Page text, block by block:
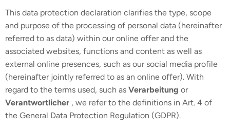
This data protection declaration clarifies the type, scope
and purpose of the processing of personal data (hereinafter
referred to as data) within our online offer and the
associated websites, functions and content as well as
external online presences, such as our social media profile
(hereinafter jointly referred to as an online offer). With
regard to the terms used, such as Verarbeitung or
Verantwortlicher , we refer to the definitions in Art. 4 of
the General Data Protection Regulation (GDPR).